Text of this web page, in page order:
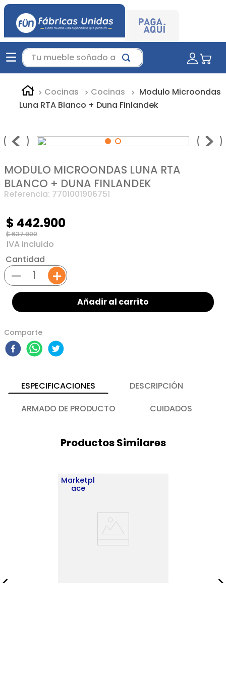
Tu mueble soñado aquí...
Cocinas Cocinas
Modulo Microondas
Luna RTA Blanco + Duna Finlandek
MODULO MICROONDAS LUNA RTA
BLANCO + DUNA FINLANDEK
Referencia: 7701001906751
$637.900
$ 442.900
Cantidad
＋
－
Añadir al carrito
Comparte
ESPECIFICACIONES
DESCRIPCIÓN
ARMADO DE PRODUCTO
CUIDADOS
Productos Similares
Marketpl
ace